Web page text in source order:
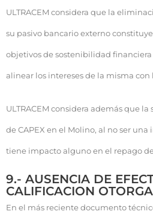
ULTRACEM considera que la
su pasivo bancario externo
objetivos de sostenibilidad
alinear los intereses de la misma con
ULTRACEM considera además que
de CAPEX en el Molino, al no ser
tiene impacto alguno en el repago
9.- AUSENCIA DE
CALIFICACION
En el más reciente documento